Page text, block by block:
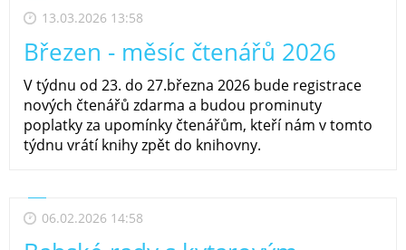
13.03.2026 13:58
Březen - měsíc čtenářů 2026
V týdnu od 23. do 27.března 2026 bude registrace
nových čtenářů zdarma a budou prominuty
poplatky za upomínky čtenářům, kteří nám v tomto
týdnu vrátí knihy zpět do knihovny.
06.02.2026 14:58